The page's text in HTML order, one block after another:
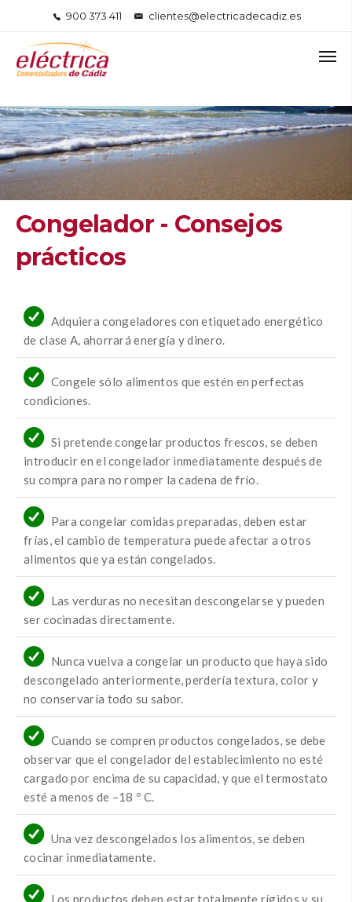
900 373 411 clientes@electricadecadiz.es
Congelador - Consejos
prácticos
Adquiera congeladores con etiquetado energético
de clase A, ahorrará energía y dinero.
Congele sólo alimentos que estén en perfectas
condiciones.
Si pretende congelar productos frescos, se deben
introducir en el congelador inmediatamente después de
su compra para no romper la cadena de frío.
Para congelar comidas preparadas, deben estar
frías, el cambio de temperatura puede afectar a otros
alimentos que ya están congelados.
Las verduras no necesitan descongelarse y pueden
ser cocinadas directamente.
Nunca vuelva a congelar un producto que haya sido
descongelado anteriormente, perdería textura, color y
no conservaría todo su sabor.
Cuando se compren productos congelados, se debe
observar que el congelador del establecimiento no esté
cargado por encima de su capacidad, y que el termostato
esté a menos de –18 º C.
Una vez descongelados los alimentos, se deben
cocinar inmediatamente.
Los productos deben estar totalmente rígidos y su